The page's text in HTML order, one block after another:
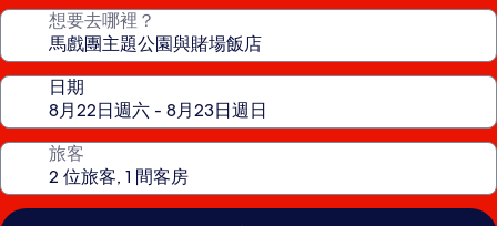
想要去哪裡？
日期
旅客